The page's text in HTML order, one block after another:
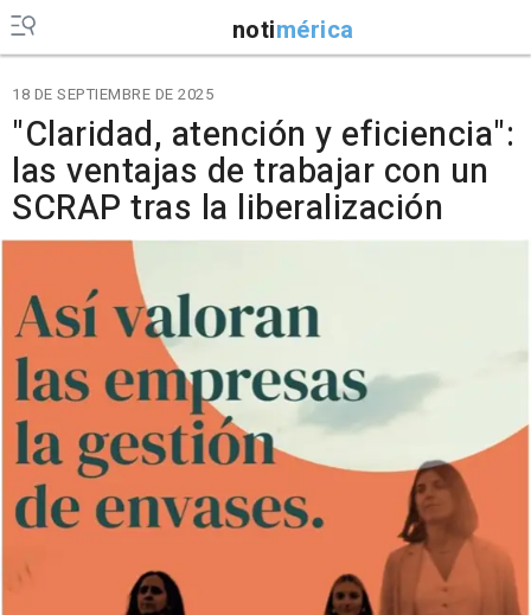
notimérica
18 DE SEPTIEMBRE DE 2025
"Claridad, atención y eficiencia":
las ventajas de trabajar con un
SCRAP tras la liberalización